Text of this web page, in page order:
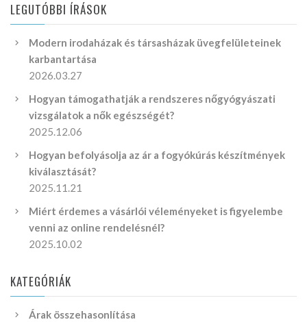
LEGUTÓBBI ÍRÁSOK
Modern irodaházak és társasházak üvegfelületeinek
karbantartása
2026.03.27
Hogyan támogathatják a rendszeres nőgyógyászati
vizsgálatok a nők egészségét?
2025.12.06
Hogyan befolyásolja az ár a fogyókúrás készítmények
kiválasztását?
2025.11.21
Miért érdemes a vásárlói véleményeket is figyelembe
venni az online rendelésnél?
2025.10.02
KATEGÓRIÁK
Árak összehasonlítása